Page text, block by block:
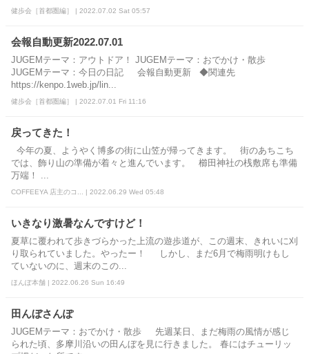
健歩会［首都圏編］ | 2022.07.02 Sat 05:57
会報自動更新2022.07.01
JUGEMテーマ：アウトドア！ JUGEMテーマ：おでかけ・散歩
JUGEMテーマ：今日の日記 会報自動更新 ◆関連先
https://kenpo.1web.jp/lin...
健歩会［首都圏編］ | 2022.07.01 Fri 11:16
戻ってきた！
今年の夏、ようやく博多の街に山笠が帰ってきます。 街のあちこち
では、飾り山の準備が着々と進んでいます。 櫛田神社の桟敷席も準備
万端！ ...
COFFEEYA 店主のコ... | 2022.06.29 Wed 05:48
いきなり激暑なんですけど！
夏草に覆われて歩きづらかった上流の遊歩道が、この週末、きれいに刈
り取られていました。やったー！ しかし、まだ6月で梅雨明けもし
ていないのに、週末のこの...
ほんぽ本舗 | 2022.06.26 Sun 16:49
田んぼさんぽ
JUGEMテーマ：おでかけ・散歩 先週某日、まだ梅雨の風情が感じ
られた頃、多摩川沿いの田んぼを見に行きました。 春にはチューリッ